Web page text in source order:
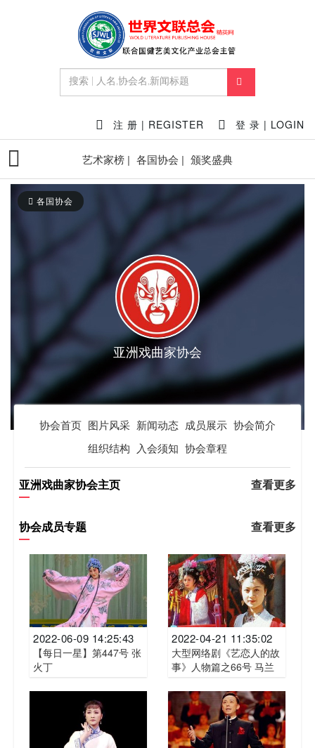
注 册 | REGISTER 登 录 | LOGIN
艺术家榜 | 各国协会 | 颁奖盛典
各国协会
亚洲戏曲家协会
协会首页 图片风采 新闻动态 成员展示 协会简介
组织结构
入会须知 协会章程
亚洲戏曲家协会主页 查看更多
协会成员专题 查看更多
2022-06-09 14:25:43
【每日一星】第447号 张
火丁
2022-04-21 11:35:02
大型网络剧《艺恋人的故
事》人物篇之66号 马兰